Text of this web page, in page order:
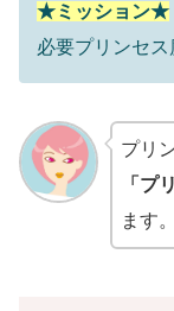
★ミッション★
必要プリンセ
プリ
「プ
ます。